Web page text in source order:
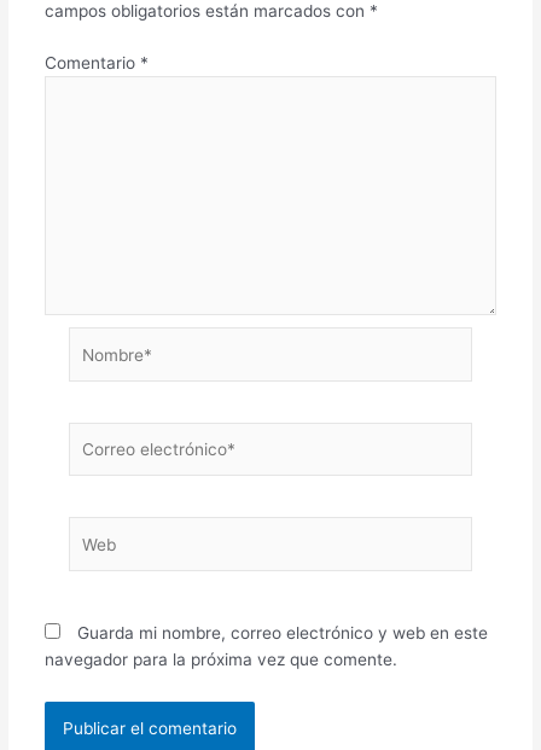
campos obligatorios están marcados con *
Comentario *
electrónico*
Guarda mi nombre, correo electrónico y web en este
navegador para la próxima vez que comente.